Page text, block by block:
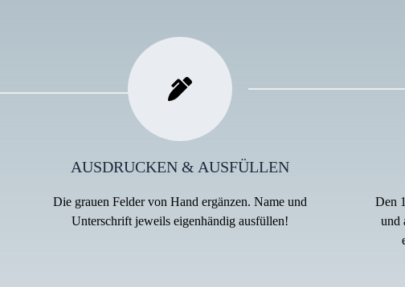
AUSDRUCKEN & AUSFÜLLEN
Die grauen Felder von Hand ergänzen. Name und
Unterschrift jeweils eigenhändig ausfüllen!
Den
und